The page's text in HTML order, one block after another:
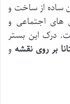
ساده از ساخت و
های اجتماعی و
درک این بستر
بر روی نقشه و